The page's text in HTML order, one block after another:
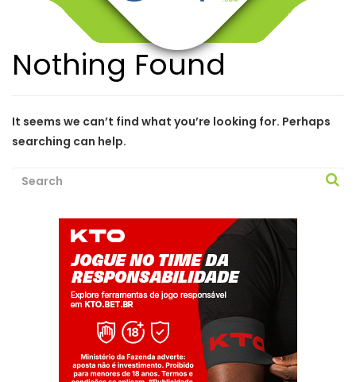
i
Nothing Found
It seems we can’t find what you’re looking for. Perhaps
searching can help.